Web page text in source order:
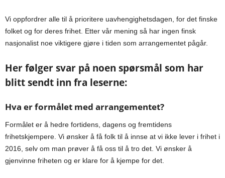
Vi oppfordrer alle til å prioritere uavhengighetsdagen, for det finske
folket og for deres frihet. Etter vår mening så har ingen finsk
nasjonalist noe viktigere gjøre i tiden som arrangementet pågår.
Her følger svar på noen spørsmål som har
blitt sendt inn fra leserne:
Hva er formålet med arrangementet?
Formålet er å hedre fortidens, dagens og fremtidens
frihetskjempere. Vi ønsker å få folk til å innse at vi ikke lever i frihet i
2016, selv om man prøver å få oss til å tro det. Vi ønsker å
gjenvinne friheten og er klare for å kjempe for det.